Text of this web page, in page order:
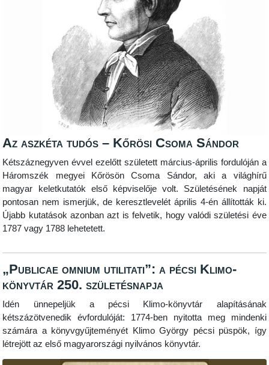
Az aszkéta tudós – Kőrösi Csoma Sándor
Kétszáznegyvenévvel ezelőtt született március-április fordulóján a
Háromszék megyei Kőrösön Csoma Sándor, aki a világhírű
magyar keletkutatók első képviselője volt. Születésének napját
pontosan nem ismerjük, de keresztlevelét április 4-én állították ki.
Újabb kutatások azonban azt is felvetik, hogy valódi születési éve
1787 vagy 1788 lehetetett.
„Publicae omnium utilitati”: a pécsi Klimo-
könyvtár 250. születésnapja
Idén ünnepeljük a pécsi Klimo-könyvtár alapításának
kétszázötvenedik évfordulóját: 1774-ben nyitotta meg mindenki
számára a könyvgyűjteményét Klimo György pécsi püspök, így
létrejött az első magyarországi nyilvános könyvtár.